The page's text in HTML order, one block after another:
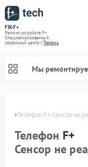
FIX-F+
Ремонт устройств F+
Специализированный
cервисный центр г.Тюмень
Мы
Телефон F+ сенсор не
Телефон F+
Сенсор не